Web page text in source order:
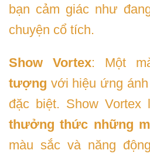
bạn cảm giác như
chuyện cổ tích.
Show Vortex: Một
tượng với hiệu ứng
đặc biệt. Show
thưởng thức những
màu sắc và năng